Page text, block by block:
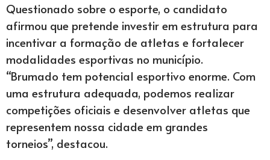
Questionado sobre o esporte, o candidato
afirmou que pretende investir em estrutura para
incentivar a formação de atletas e fortalecer
modalidades esportivas no município.
“Brumado tem potencial esportivo enorme. Com
uma estrutura adequada, podemos realizar
competições oficiais e desenvolver atletas que
representem nossa cidade em grandes
torneios”, destacou.